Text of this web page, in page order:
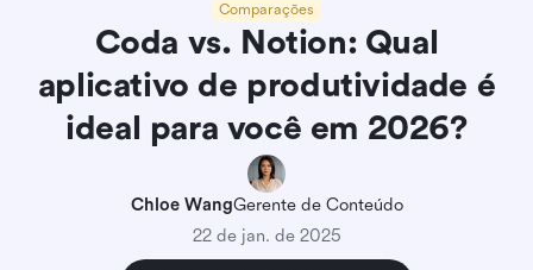
Comparações
Coda vs. Notion: Qual
aplicativo de produtividade é
ideal para você em 2026?
Chloe WangGerente de Conteúdo
22 de jan. de 2025